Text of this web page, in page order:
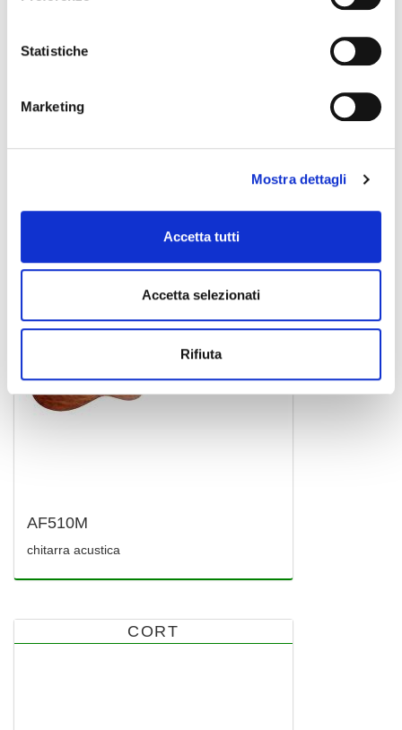
Statistiche
Marketing
Mostra dettagli
Accetta tutti
Accetta selezionati
Rifiuta
Arium Om Op
CORT
AF510M
chitarra acustica
CORT